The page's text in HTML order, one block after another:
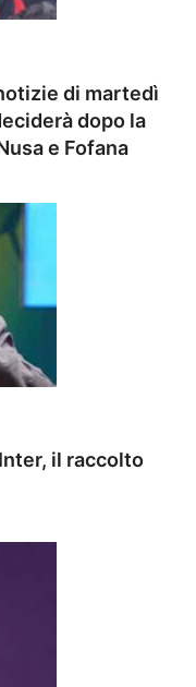
di martedì
dopo la
e Fofana
il raccolto